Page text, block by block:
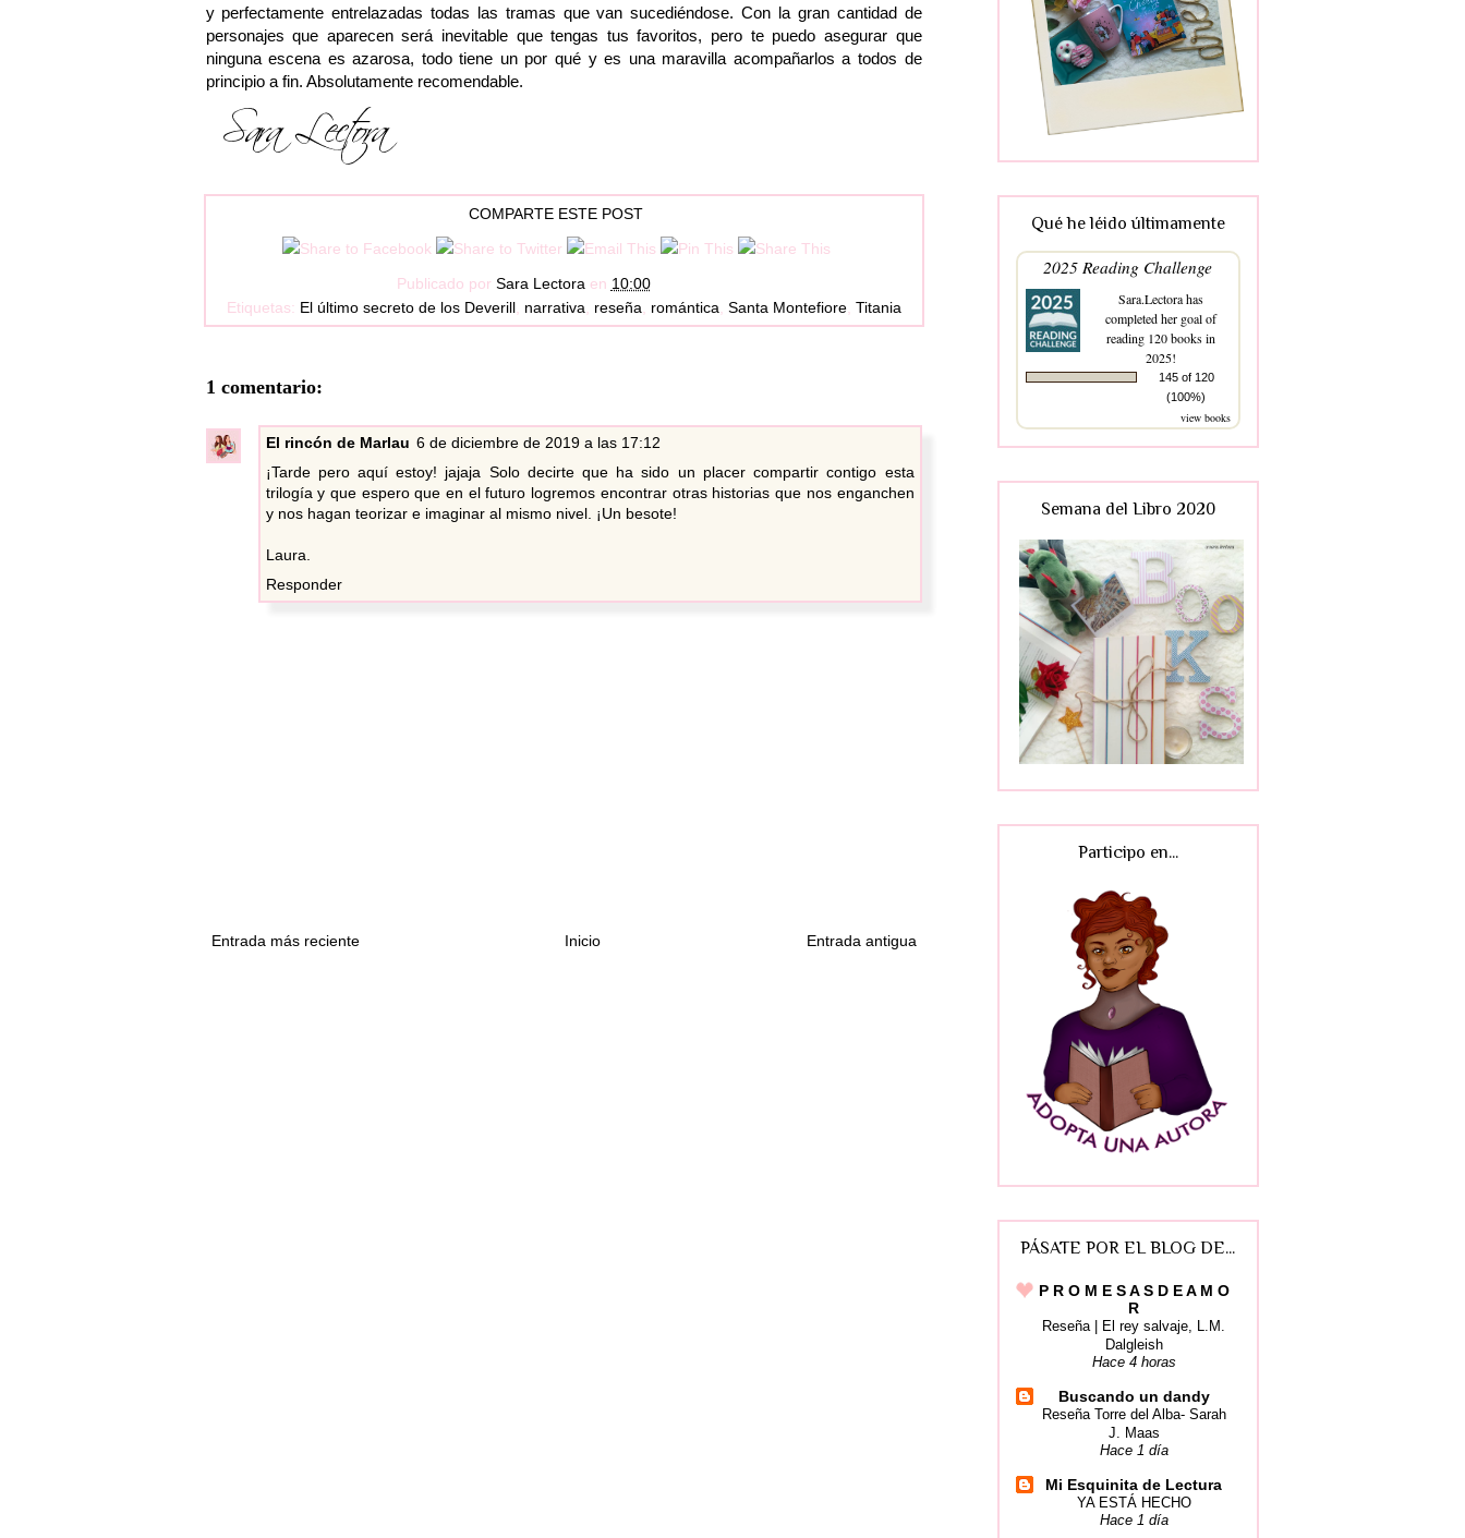
y perfectamente entrelazadas todas las tramas que van sucediéndose. Con la gran cantidad de
personajes que aparecen será inevitable que tengas tus favoritos, pero te puedo asegurar que
ninguna escena es azarosa, todo tiene un por qué y es una maravilla acompañarlos a todos de
principio a fin. Absolutamente recomendable.
COMPARTE ESTE POST
Publicado por Sara Lectora en 10:00
Etiquetas: El último secreto de los Deverill, narrativa reseña romántica Santa Montefiore, Titania
1 comentario:
El rincón de Marlau 6 de diciembre de 2019 a las 17:12
¡Tarde pero aquí estoy! jajaja Solo decirte que ha sido un placer compartir contigo esta
trilogía y que espero que en el futuro logremos encontrar otras historias que nos enganchen
y nos hagan teorizar e imaginar al mismo nivel. ¡Un besote!
Laura.
Responder
Entrada más reciente Entrada antigua
Inicio
Qué he léido últimamente
2025 Reading Challenge
Sara.Lectorahas
completed her goal of
reading 120 books in
2025!
145 of 120
(100%)
view books
Semana del Libro 2020
Participo en...
PÁSATE POR EL BLOG DE...
P R O M E S A S D E A M O
R
Reseña | El rey salvaje, L.M.
Dalgleish
Hace 4 horas
Buscando un dandy
Reseña Torre del Alba- Sarah
J. Maas
Hace 1 día
Mi Esquinita de Lectura
YA ESTÁ HECHO
Hace 1 día